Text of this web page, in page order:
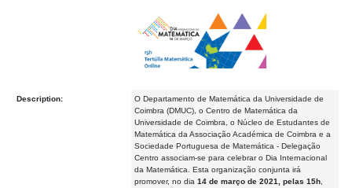
Description:
O Departamento de Matemática da Universidade de
Coimbra (DMUC), o Centro de Matemática da
Universidade de Coimbra, o Núcleo de Estudantes de
Matemática da Associação Académica de Coimbra e a
Sociedade Portuguesa de Matemática - Delegação
Centro associam-se para celebrar o Dia Internacional
da Matemática. Esta organização conjunta irá
promover, no dia 14 de março de 2021, pelas 15h